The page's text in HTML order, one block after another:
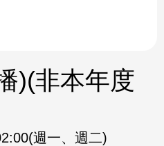
)(非本年度
週一、週二)